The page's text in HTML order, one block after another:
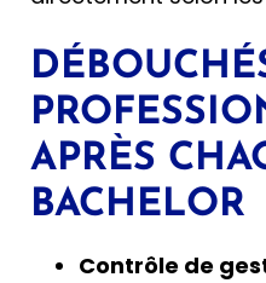
APRÈS
BACHELOR
Contrôle de